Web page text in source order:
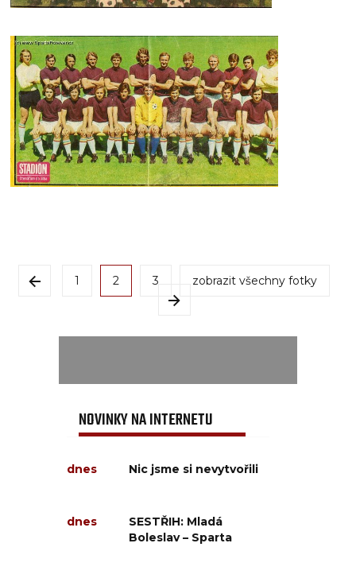
1 2 3 zobrazit všechny fotky
NOVINKY NA INTERNETU
dnes Nic jsme si nevytvořili
dnes
SESTŘIH: Mladá
Boleslav – Sparta